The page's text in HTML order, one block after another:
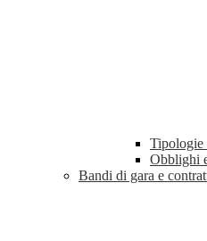
Obblighi
Bandi di gara e